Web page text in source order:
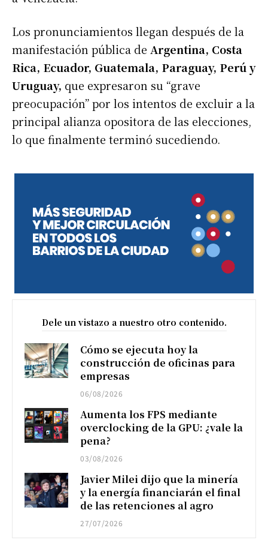
Los pronunciamientos llegan después de la
manifestación pública de Argentina, Costa
Rica, Ecuador, Guatemala, Paraguay, Perú y
Uruguay, que expresaron su “grave
preocupación” por los intentos de excluir a la
principal alianza opositora de las elecciones,
lo que finalmente terminó sucediendo.
Dele un vistazo a nuestro otro contenido.
Cómo se ejecuta hoy la
construcción de oficinas para
empresas
06/08/2026
Aumenta los FPS mediante
overclocking de la GPU: ¿vale la
pena?
03/08/2026
Javier Milei dijo que la minería
y la energía financiarán el final
de las retenciones al agro
27/07/2026